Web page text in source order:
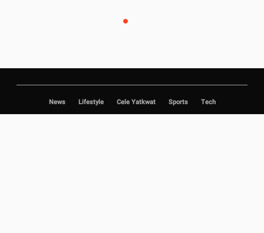
News Lifestyle Cele Yatkwat Sports Tech